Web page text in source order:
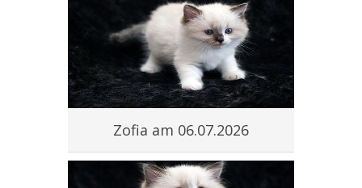
Zofia am 06.07.2026